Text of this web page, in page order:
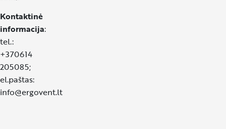
Kontaktinė
informacija:
tel.:
+370614
205085;
el.paštas:
info@ergovent.lt